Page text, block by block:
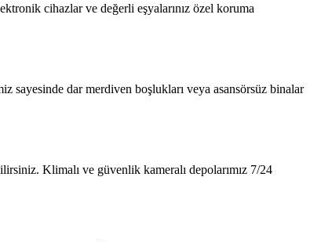
cihazlar ve değerli eşyalarınız özel koruma
sayesinde dar merdiven boşlukları veya asansörsüz binalar
Klimalı ve güvenlik kameralı depolarımız 7/24